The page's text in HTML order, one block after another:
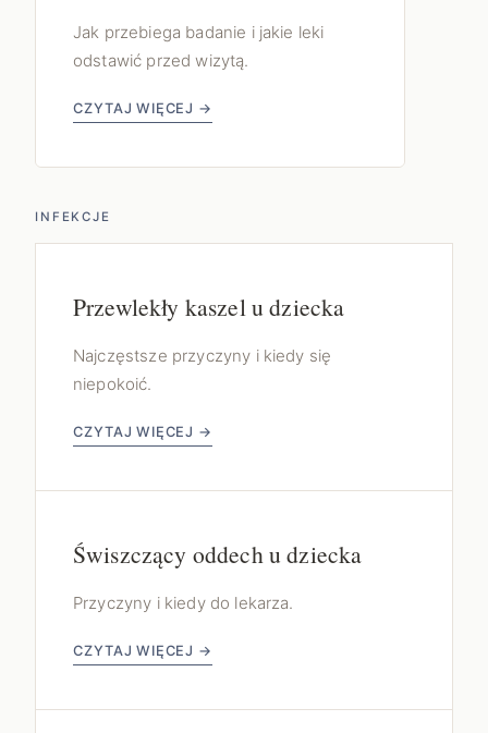
Jak przebiega badanie i jakie leki
odstawić przed wizytą.
CZYTAJ WIĘCEJ →
INFEKCJE
Przewlekły kaszel u dziecka
Najczęstsze przyczyny i kiedy się
niepokoić.
CZYTAJ WIĘCEJ →
Świszczący oddech u dziecka
Przyczyny i kiedy do lekarza.
CZYTAJ WIĘCEJ →